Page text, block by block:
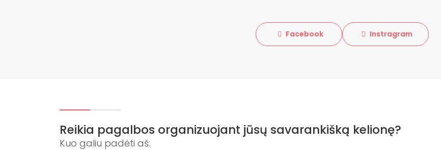
Facebook Instragram
Reikia pagalbos organizuojant jūsų savarankišką kelionę?
Kuo galiu padėti aš: